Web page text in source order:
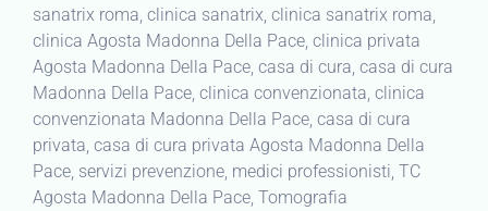
sanatrix roma, clinica sanatrix, clinica sanatrix roma,
clinica Agosta Madonna Della Pace, clinica privata
Agosta Madonna Della Pace, casa di cura, casa di cura
Madonna Della Pace, clinica convenzionata, clinica
convenzionata Madonna Della Pace, casa di cura
privata, casa di cura privata Agosta Madonna Della
Pace, servizi prevenzione, medici professionisti, TC
Agosta Madonna Della Pace, Tomografia